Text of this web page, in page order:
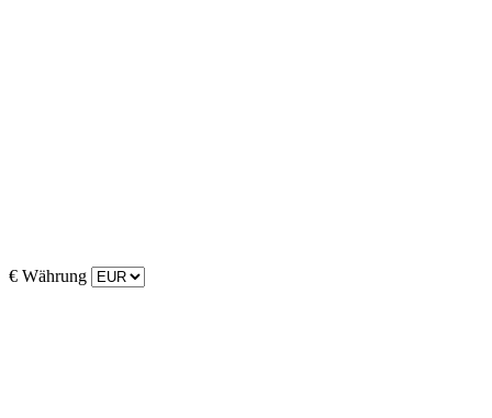
€ Währung